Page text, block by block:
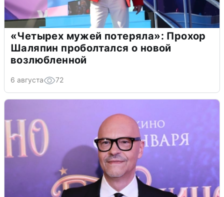
«Четырех мужей потеряла»: Прохор
Шаляпин проболтался о новой
возлюбленной
6 августа 72